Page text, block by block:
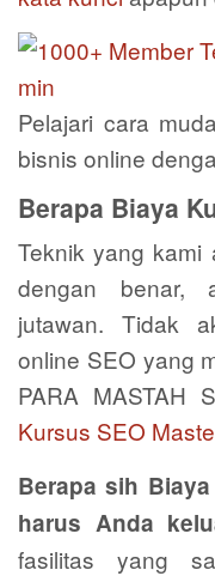
Pelajari cara
bisnis online
Berapa Biaya
Teknik yang kami
dengan benar,
jutawan. Tidak
online SEO yang
PARA MASTAH
Kursus SEO
Berapa sih
harus Anda
fasilitas yang